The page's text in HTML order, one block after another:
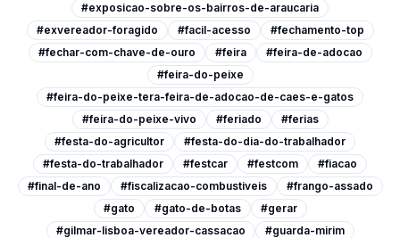
#exposicao-sobre-os-bairros-de-araucaria
#exvereador-foragido
#facil-acesso
#fechamento-top
#fechar-com-chave-de-ouro
#feira
#feira-de-adocao
#feira-do-peixe
#feira-do-peixe-tera-feira-de-adocao-de-caes-e-gatos
#feira-do-peixe-vivo
#feriado
#ferias
#festa-do-agricultor
#festa-do-dia-do-trabalhador
#festa-do-trabalhador
#festcar #festcom
#fiacao
#final-de-ano
#fiscalizacao-combustiveis
#frango-assado
#gato
#gato-de-botas
#gerar
#gilmar-lisboa-vereador-cassacao
#guarda-mirim